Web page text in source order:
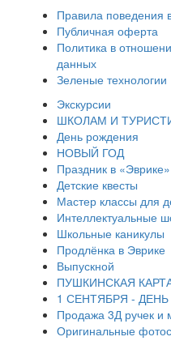
Правила поведения
Публичная оферта
Политика в
данных
Зеленые технологии
Экскурсии
ШКОЛАМ И
День рождения
НОВЫЙ ГОД
Праздник в «Эврике»
Детские квесты
Мастер классы для
Интеллектуальные
Школьные каникулы
Продлёнка в Эврике
Выпускной
ПУШКИНСКАЯ
1 СЕНТЯБРЯ -
Продажа 3Д ручек и
Оригинальные